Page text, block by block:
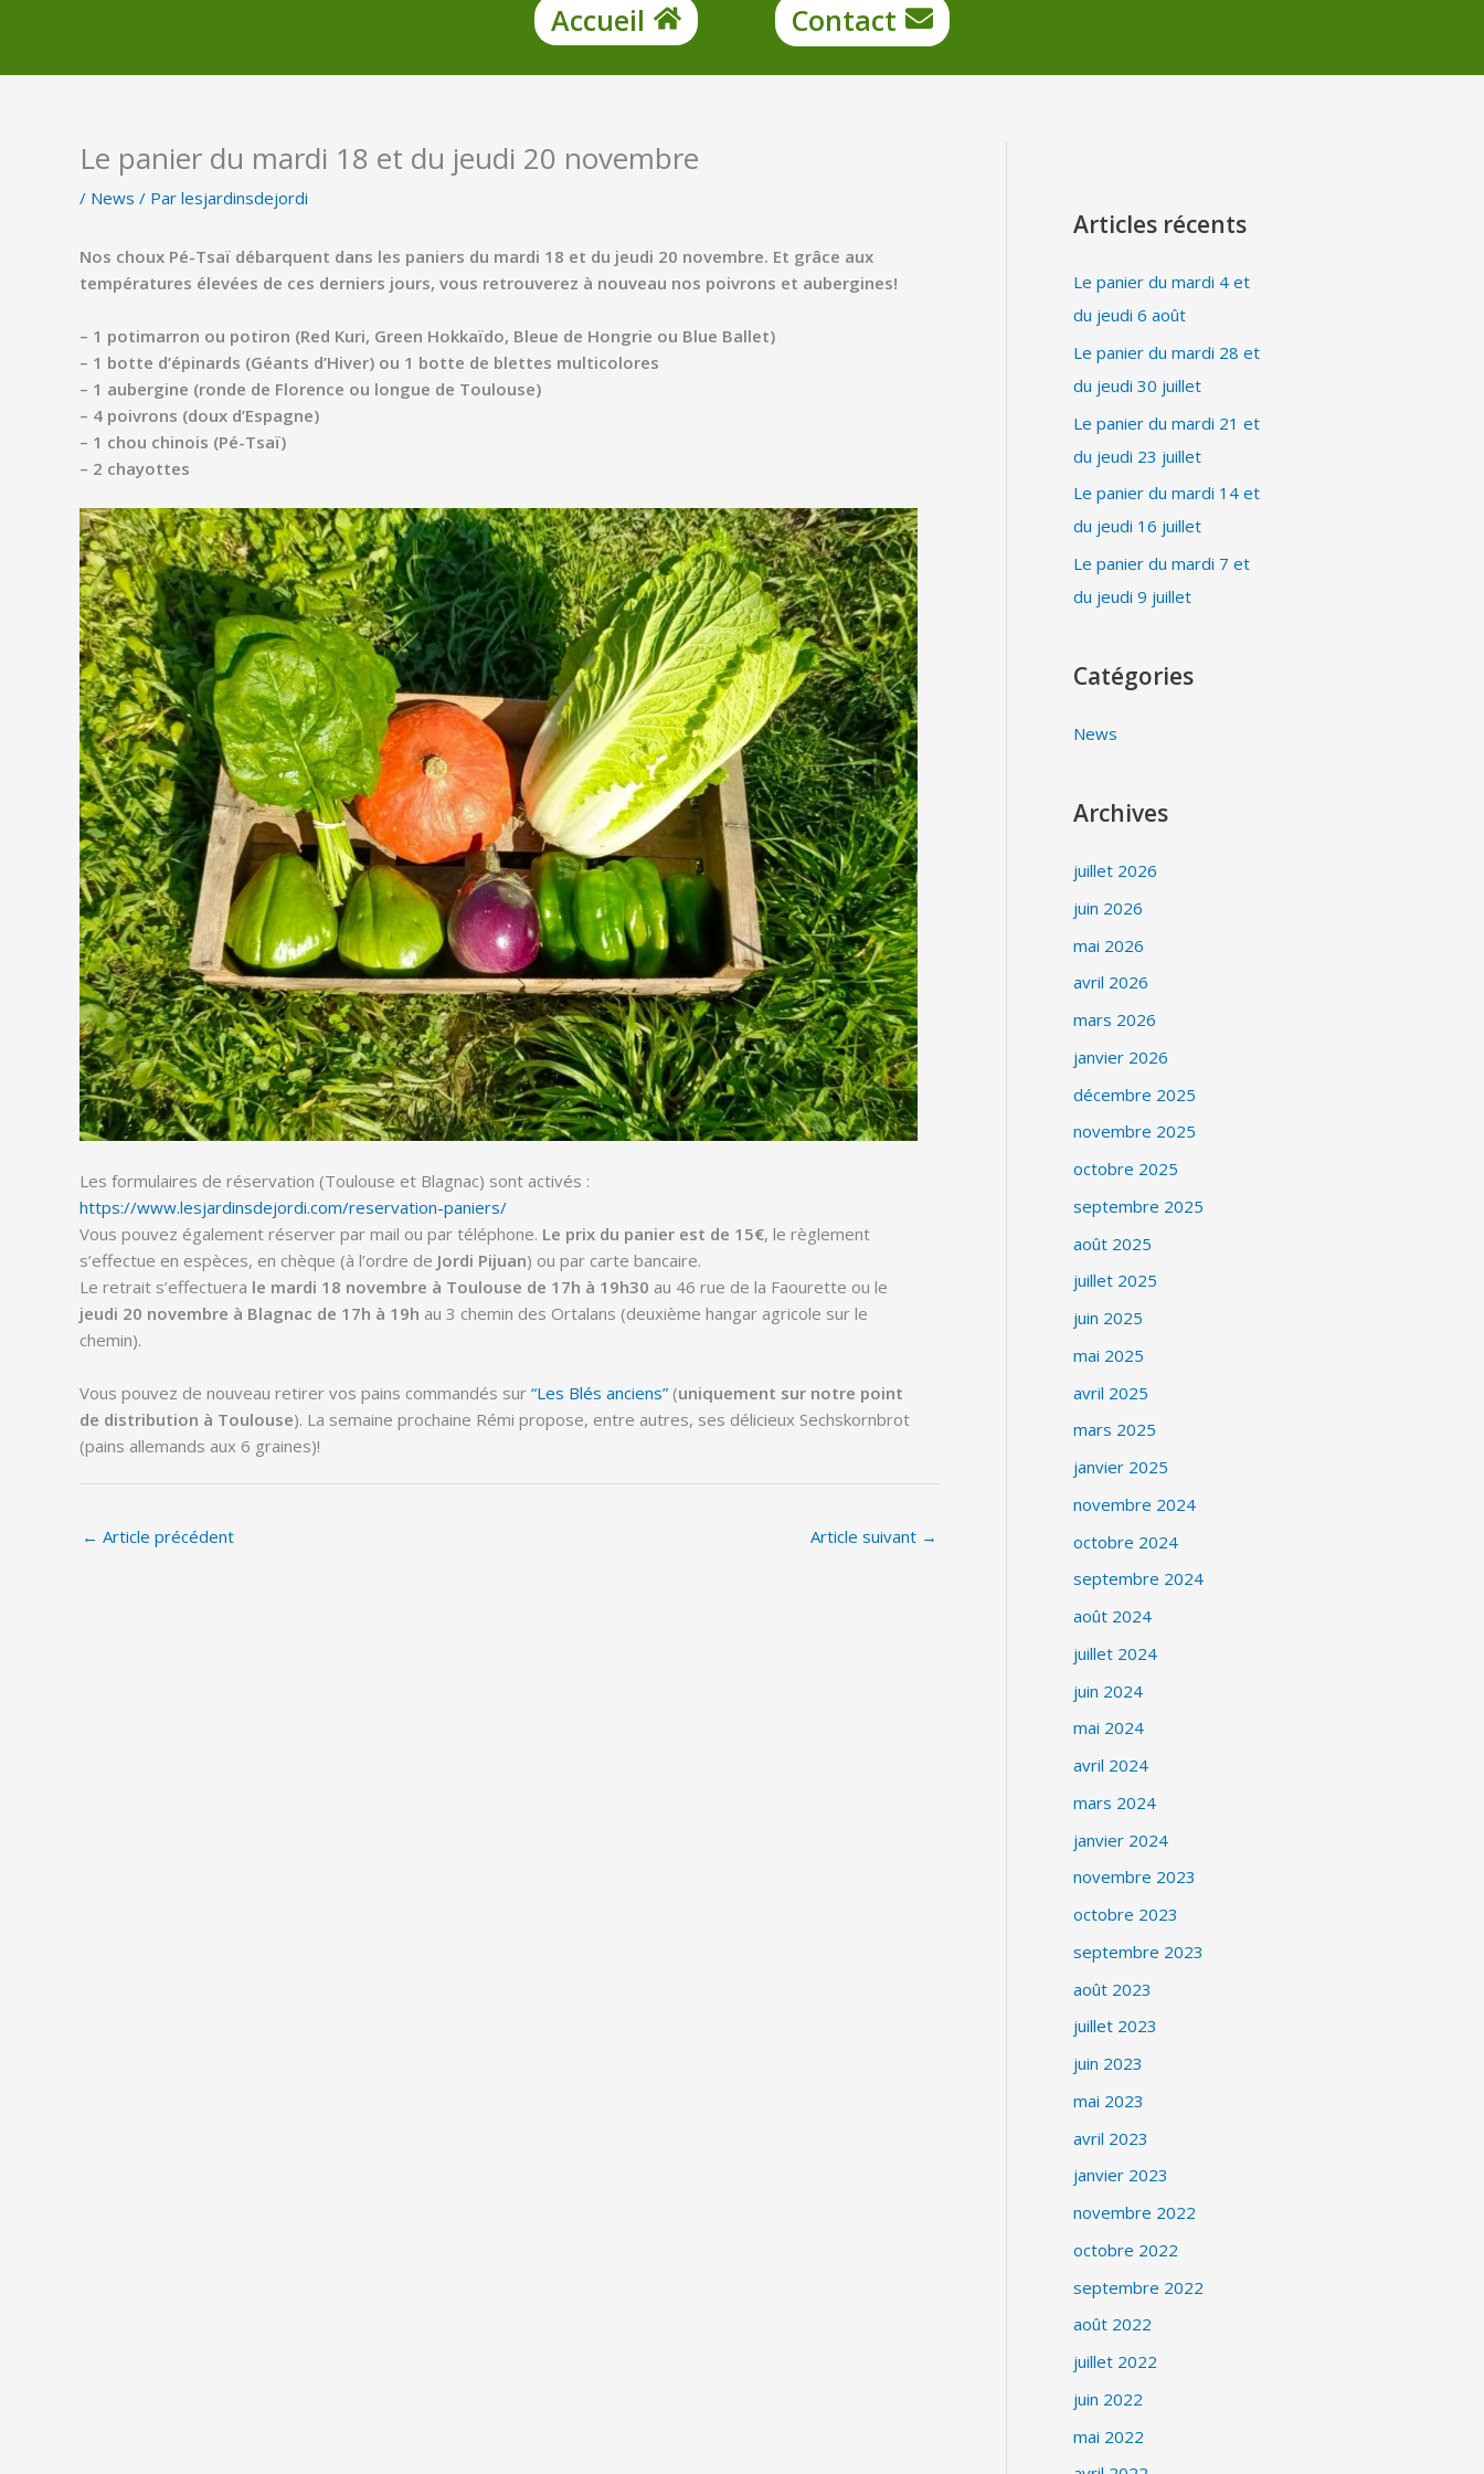
Accueil Contact
Le panier du mardi 18 et du jeudi 20 novembre
/ News / Par lesjardinsdejordi
Nos choux Pé-Tsaï débarquent dans les paniers du mardi 18 et du jeudi 20 novembre. Et grâce aux
températures élevées de ces derniers jours, vous retrouverez à nouveau nos poivrons et aubergines!
– 1 potimarron ou potiron (Red Kuri, Green Hokkaïdo, Bleue de Hongrie ou Blue Ballet)
– 1 botte d’épinards (Géants d’Hiver) ou 1 botte de blettes multicolores
– 1 aubergine (ronde de Florence ou longue de Toulouse)
– 4 poivrons (doux d’Espagne)
– 1 chou chinois (Pé-Tsaï)
– 2 chayottes
Les formulaires de réservation (Toulouse et Blagnac) sont activés :
https://www.lesjardinsdejordi.com/reservation-paniers/
Vous pouvez également réserver par mail ou par téléphone. Le prix du panier est de 15€, le règlement
s’effectue en espèces, en chèque (à l’ordre de Jordi Pijuan) ou par carte bancaire.
Le retrait s’effectuera le mardi 18 novembre à Toulouse de 17h à 19h30 au 46 rue de la Faourette ou le
jeudi 20 novembre à Blagnac de 17h à 19h au 3 chemin des Ortalans (deuxième hangar agricole sur le
chemin).
Vous pouvez de nouveau retirer vos pains commandés sur “Les Blés anciens” (uniquement sur notre point
de distribution à Toulouse). La semaine prochaine Rémi propose, entre autres, ses délicieux Sechskornbrot
(pains allemands aux 6 graines)!
← Article précédent Article suivant →
Articles récents
Le panier du mardi 4 et
du jeudi 6 août
Le panier du mardi 28 et
du jeudi 30 juillet
Le panier du mardi 21 et
du jeudi 23 juillet
Le panier du mardi 14 et
du jeudi 16 juillet
Le panier du mardi 7 et
du jeudi 9 juillet
Catégories
News
Archives
juillet 2026
juin 2026
mai 2026
avril 2026
mars 2026
janvier 2026
décembre 2025
novembre 2025
octobre 2025
septembre 2025
août 2025
juillet 2025
juin 2025
mai 2025
avril 2025
mars 2025
janvier 2025
novembre 2024
octobre 2024
septembre 2024
août 2024
juillet 2024
juin 2024
mai 2024
avril 2024
mars 2024
janvier 2024
novembre 2023
octobre 2023
septembre 2023
août 2023
juillet 2023
juin 2023
mai 2023
avril 2023
janvier 2023
novembre 2022
octobre 2022
septembre 2022
août 2022
juillet 2022
juin 2022
mai 2022